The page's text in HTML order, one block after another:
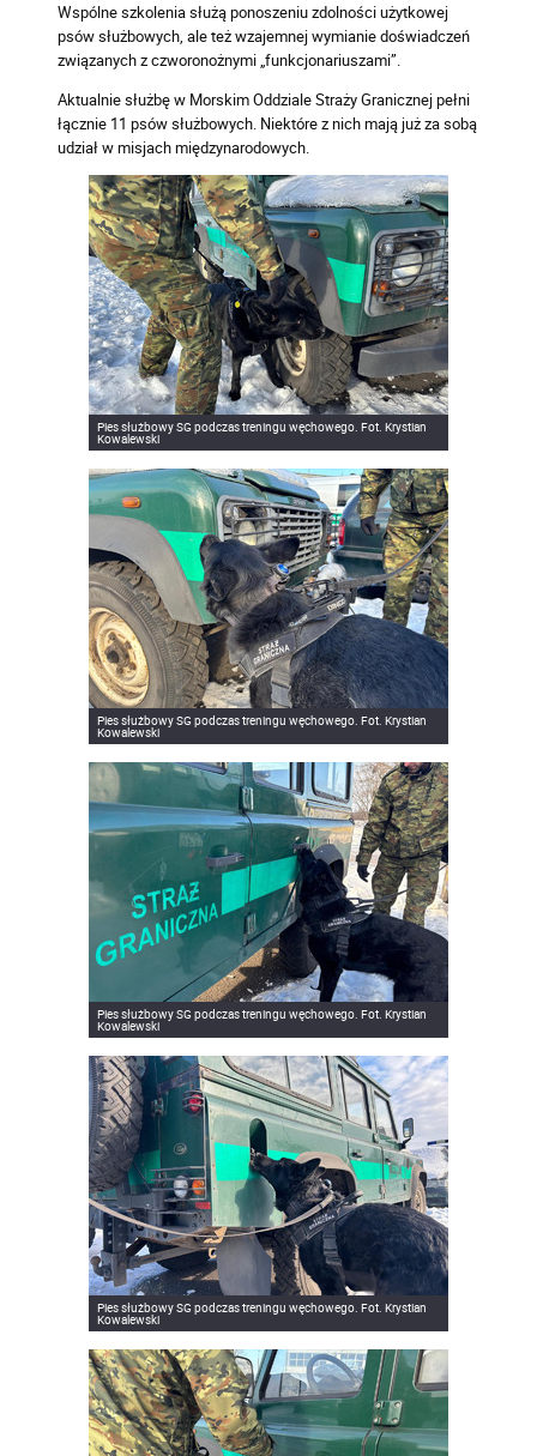
Wspólne szkolenia służą ponoszeniu zdolności użytkowej
psów służbowych, ale też wzajemnej wymianie doświadczeń
związanych z czworonożnymi „funkcjonariuszami”.
Aktualnie służbę w Morskim Oddziale Straży Granicznej pełni
łącznie 11 psów służbowych. Niektóre z nich mają już za sobą
udział w misjach międzynarodowych.
Pies służbowy SG podczas treningu węchowego. Fot. Krystian
Kowalewski
Pies służbowy SG podczas treningu węchowego. Fot. Krystian
Kowalewski
Pies służbowy SG podczas treningu węchowego. Fot. Krystian
Kowalewski
Pies służbowy SG podczas treningu węchowego. Fot. Krystian
Kowalewski